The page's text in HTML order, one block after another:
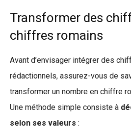
Transformer des
chiffres romains
Avant d’envisager intégrer des
rédactionnels, assurez-vous de
transformer un nombre en chiffre
Une méthode simple consiste à
selon ses valeurs :